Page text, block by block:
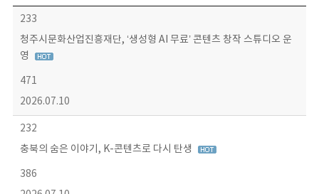
보도자료 목록 - 번호, 제목, 작성자, 파일, 조회수, 작성일 정보 제공
233
청주시문화산업진흥재단, ‘생성형 AI 무료’ 콘텐츠 창작 스튜디오 운
영
471
2026.07.10
232
충북의 숨은 이야기, K-콘텐츠로 다시 탄생
386